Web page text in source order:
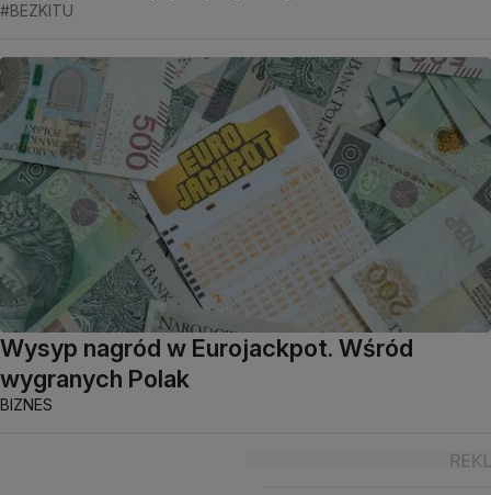
#BEZKITU
Wysyp nagród w Eurojackpot. Wśród
wygranych Polak
BIZNES